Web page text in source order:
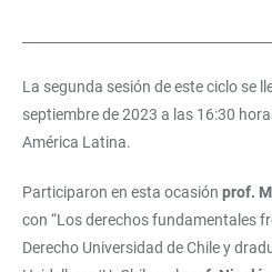
La segunda sesión de este ciclo se
septiembre de 2023 a las 16:30
América Latina.
Participaron en esta ocasión prof.
con “Los derechos fundamentales
Derecho Universidad de Chile y